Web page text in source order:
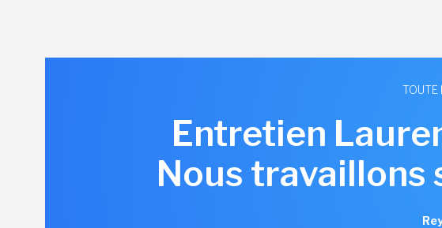
TOUTE
Entretien
Nous travaillons